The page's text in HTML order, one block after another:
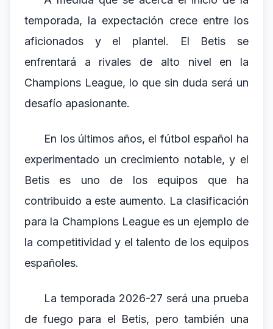
temporada, la expectación crece entre los
aficionados y el plantel. El Betis se
enfrentará a rivales de alto nivel en la
Champions League, lo que sin duda será un
desafío apasionante.
En los últimos años, el fútbol español ha
experimentado un crecimiento notable, y el
Betis es uno de los equipos que ha
contribuido a este aumento. La clasificación
para la Champions League es un ejemplo de
la competitividad y el talento de los equipos
españoles.
La temporada 2026-27 será una prueba
de fuego para el Betis, pero también una